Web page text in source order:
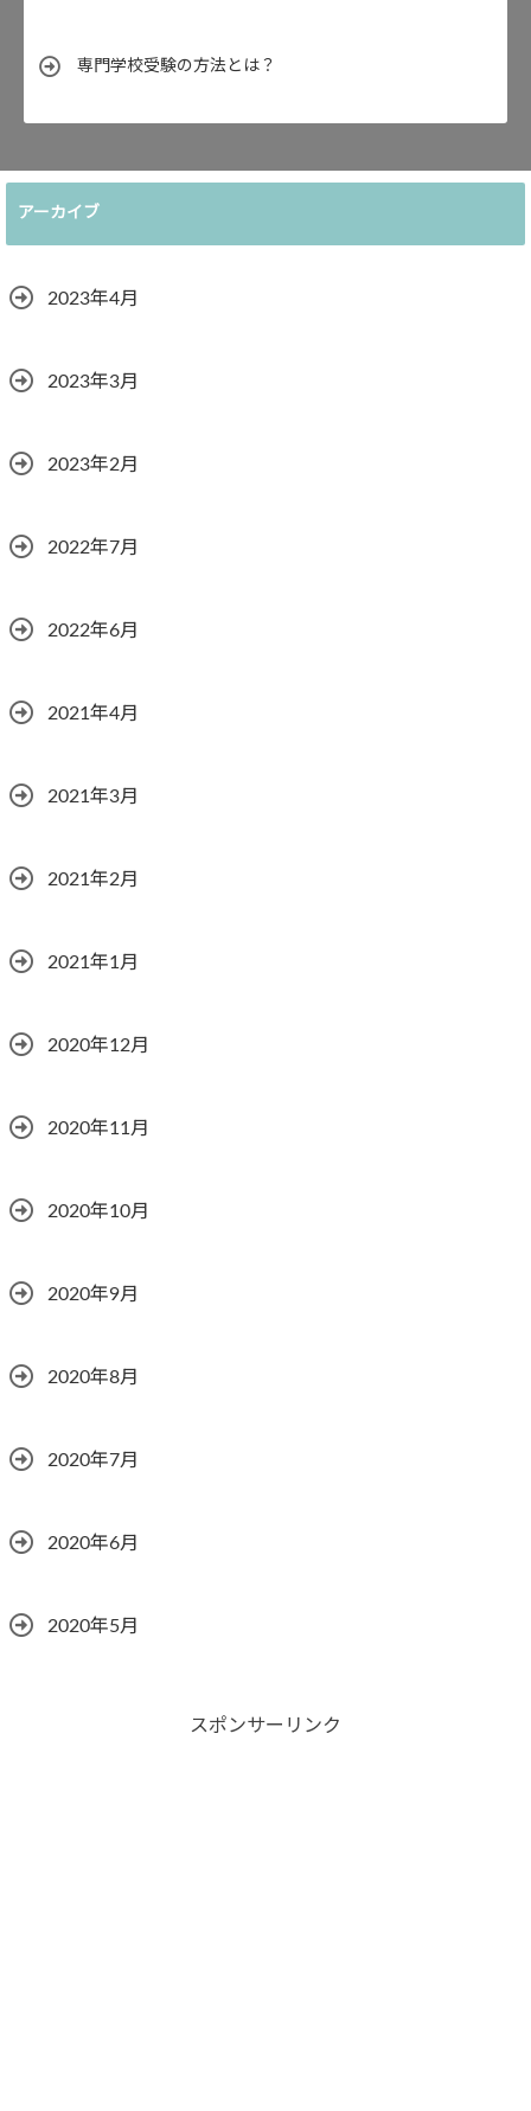
専門学校受験の方法とは？
アーカイブ
2023年4月
2023年3月
2023年2月
2022年7月
2022年6月
2021年4月
2021年3月
2021年2月
2021年1月
2020年12月
2020年11月
2020年10月
2020年9月
2020年8月
2020年7月
2020年6月
2020年5月
スポンサーリンク